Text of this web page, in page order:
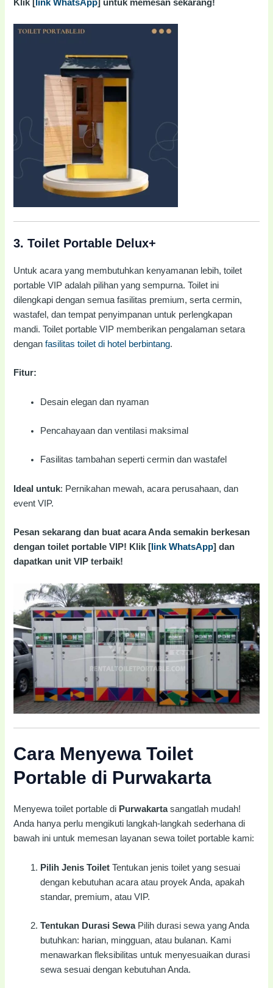
Klik [ link WhatsApp ] untuk memesan sekarang!
3.Toilet Portable Delux+
Untuk acara yang membutuhkan kenyamanan lebih, toilet
portable VIP adalah pilihan yang sempurna. Toilet ini
dilengkapi dengan semua fasilitas premium, serta cermin,
wastafel, dan tempat penyimpanan untuk perlengkapan
mandi. Toilet portable VIP memberikan pengalaman setara
denganfasilitas toilet di hotel berbintang.
Fitur:
Desain elegan dan nyaman
Pencahayaan dan ventilasi maksimal
Fasilitas tambahan seperti cermin dan wastafel
Ideal untuk: Pernikahan mewah, acara perusahaan, dan
event VIP.
Pesan sekarang dan buat acara Anda semakin berkesan
dengan toilet portable VIP! Klik [ link WhatsApp] dan
dapatkan unit VIP terbaik!
Cara Menyewa Toilet
Portable di Purwakarta
Menyewa toilet portable di Purwakartasangatlah mudah!
Anda hanya perlu mengikuti langkah-langkah sederhana di
bawah ini untuk memesan layanan sewa toilet portable kami:
Pilih Jenis Toilet Tentukan jenis toilet yang sesuai
dengan kebutuhan acara atau proyek Anda, apakah
standar, premium, atau VIP.
Tentukan Durasi SewaPilih durasi sewa yang Anda
butuhkan: harian, mingguan, atau bulanan. Kami
menawarkan fleksibilitas untuk menyesuaikan durasi
sewa sesuai dengan kebutuhan Anda.